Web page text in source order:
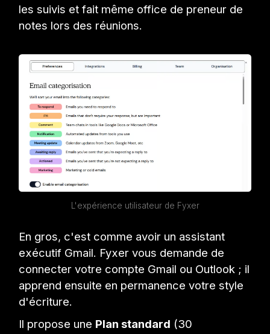
les suivis et fait même office de preneur de
notes lors des réunions.
L'expérience utilisateur de Fyxer
En gros, c'est comme avoir un assistant
exécutif Gmail. Fyxer vous demande de
connecter votre compte Gmail ou Outlook ; il
apprend ensuite en permanence votre style
d'écriture.
Il propose une Plan standard (30